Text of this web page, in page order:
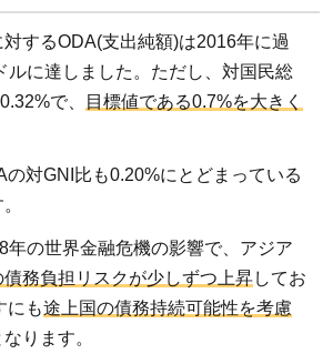
するODA(支出純額)は2016年に過
ルに達しました。ただし、対国民総
で、
目標値である0.7%を大きく
の対GNI比も0.20%にとどまっている
年の世界金融危機の影響で、アジア
債務負担リスクが少しずつ上昇してお
にも途上国の債務持続可能性を考慮
なります。